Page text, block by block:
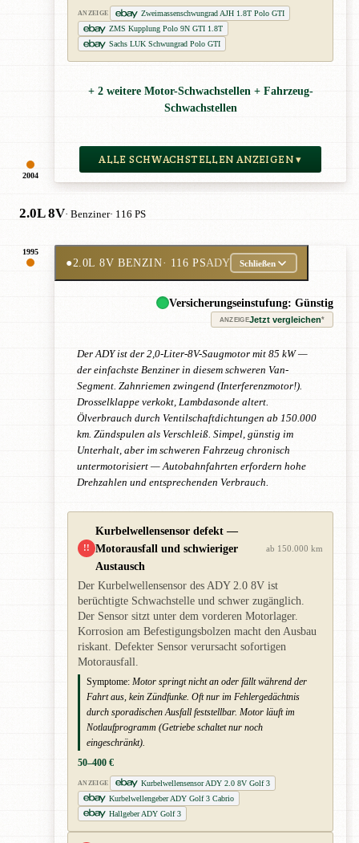
2004
ANZEIGE
Zweimassenschwungrad AJH 1.8T Polo GTI
ZMS Kupplung Polo 9N GTI 1.8T
Sachs LUK Schwungrad Polo GTI
+ 2 weitere Motor-Schwachstellen + Fahrzeug-
Schwachstellen
ALLE SCHWACHSTELLEN ANZEIGEN ▾
2.0L 8V· Benziner· 116 PS
1995
●2.0L 8V BENZIN· 116 PSADY Schließen
Versicherungseinstufung: Günstig
ANZEIGEJetzt vergleichen*
Der ADY ist der 2,0-Liter-8V-Saugmotor mit 85 kW —
der einfachste Benziner in diesem schweren Van-
Segment. Zahnriemen zwingend (Interferenzmotor!).
Drosselklappe verkokt, Lambdasonde altert.
Ölverbrauch durch Ventilschaftdichtungen ab 150.000
km. Zündspulen als Verschleiß. Simpel, günstig im
Unterhalt, aber im schweren Fahrzeug chronisch
untermotorisiert — Autobahnfahrten erfordern hohe
Drehzahlen und entsprechenden Verbrauch.
!!
Kurbelwellensensor defekt —
Motorausfall und schwieriger
Austausch
ab 150.000 km
Der Kurbelwellensensor des ADY 2.0 8V ist
berüchtigte Schwachstelle und schwer zugänglich.
Der Sensor sitzt unter dem vorderen Motorlager.
Korrosion am Befestigungsbolzen macht den Ausbau
riskant. Defekter Sensor verursacht sofortigen
Motorausfall.
Symptome: Motor springt nicht an oder fällt während der
Fahrt aus, kein Zündfunke. Oft nur im Fehlergedächtnis
durch sporadischen Ausfall feststellbar. Motor läuft im
Notlaufprogramm (Getriebe schaltet nur noch
eingeschränkt).
50–400 €
ANZEIGE
Kurbelwellensensor ADY 2.0 8V Golf 3
Kurbelwellengeber ADY Golf 3 Cabrio
Hallgeber ADY Golf 3